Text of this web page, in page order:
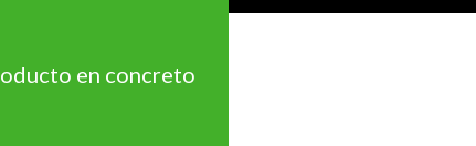
las áreas que no se quieren pintar. Además, la cinta de
que no quieren pintarse.
construcción.
en concreto